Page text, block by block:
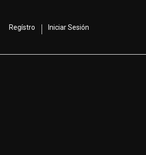
Regístro Iniciar Sesión